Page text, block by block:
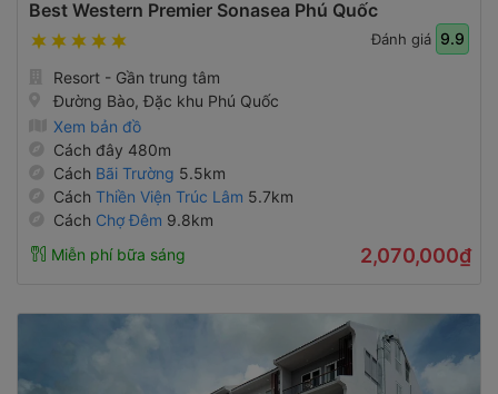
Đánh giá 9.9
Đường Bào, Đặc khu Phú Quốc
Xem bản đồ
Cách đây 480m
Cách Bãi Trường
Cách Thiền Viện Trúc Lâm
Cách Chợ Đêm9.8km